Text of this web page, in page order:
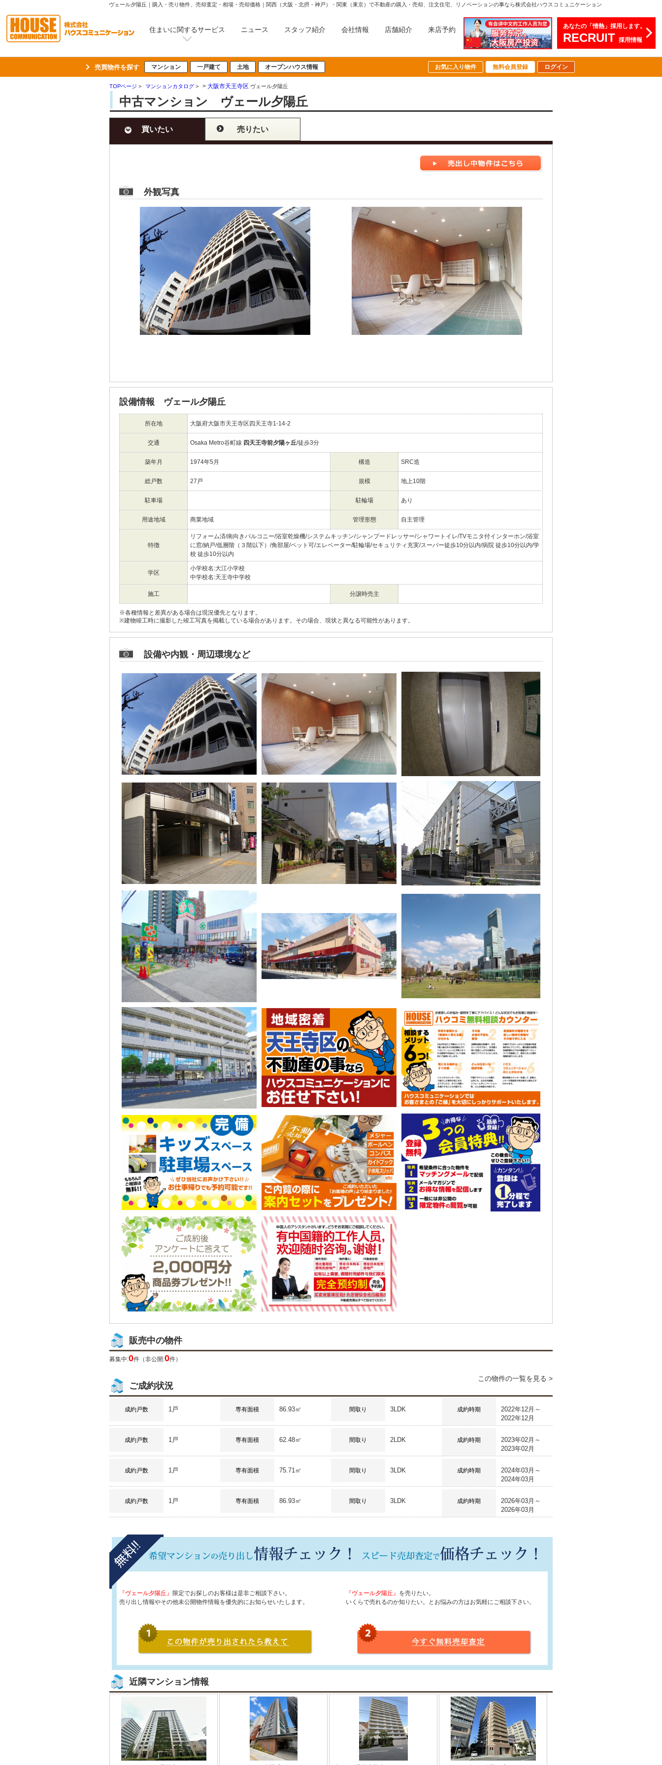
ヴェール夕陽丘｜購入・売り物件、売却査定・相場・売却価格｜関西（大阪・北摂・神戸）・関東（東京）で不動産の購入・売却、注文住宅、リノベーションの事なら株式会社ハウスコミュニケーション
住まいに関するサービス ニュース スタッフ紹介 会社情報 店舗紹介 来店予約 あなたの「情熱」採用します。
RECRUIT 採用情報
売買物件を探す マンション 一戸建て 土地 オープンハウス情報 お気に入り物件 無料会員登録 ログイン
TOPページ > マンションカタログ > > 大阪市天王寺区 ヴェール夕陽丘
中古マンション ヴェール夕陽丘
買いたい 売りたい
外観写真
設備情報 ヴェール夕陽丘
所在地 大阪府大阪市天王寺区四天王寺1-14-2
交通 Osaka Metro谷町線 四天王寺前夕陽ヶ丘/徒歩3分
築年月 1974年5月 構造 SRC造
総戸数 27戸 規模 地上10階
駐車場 駐輪場 あり
用途地域 商業地域 管理形態 自主管理
特徴
リフォーム済/南向きバルコニー/浴室乾燥機/システムキッチン/シャンプードレッサー/シャワートイレ/TVモニタ付インターホン/浴室
に窓/納戸/低層階（３階以下）/角部屋/ペット可/エレベーター/駐輪場/セキュリティ充実/スーパー徒歩10分以内/病院 徒歩10分以内/学
校 徒歩10分以内
学区
小学校名:大江小学校
中学校名:天王寺中学校
施工 分譲時売主
※各種情報と差異がある場合は現況優先となります。
※建物竣工時に撮影した竣工写真を掲載している場合があります。その場合、現状と異なる可能性があります。
設備や内観・周辺環境など
販売中の物件
募集中:0件（非公開:0件）
この物件の一覧を見る >
ご成約状況
成約戸数 1戸 専有面積 86.93㎡ 間取り 3LDK 成約時期
2022年12月～
2022年12月
成約戸数 1戸 専有面積 62.48㎡ 間取り 2LDK 成約時期
2023年02月～
2023年02月
成約戸数 1戸 専有面積 75.71㎡ 間取り 3LDK 成約時期
2024年03月～
2024年03月
成約戸数 1戸 専有面積 86.93㎡ 間取り 3LDK 成約時期
2026年03月～
2026年03月
『ヴェール夕陽丘』 限定でお探しのお客様は是非ご相談下さい。
売り出し情報やその他未公開物件情報を優先的にお知らせいたします。
『ヴェール夕陽丘』 を売りたい。
いくらで売れるのか知りたい。とお悩みの方はお気軽にご相談下さい。
近隣マンション情報